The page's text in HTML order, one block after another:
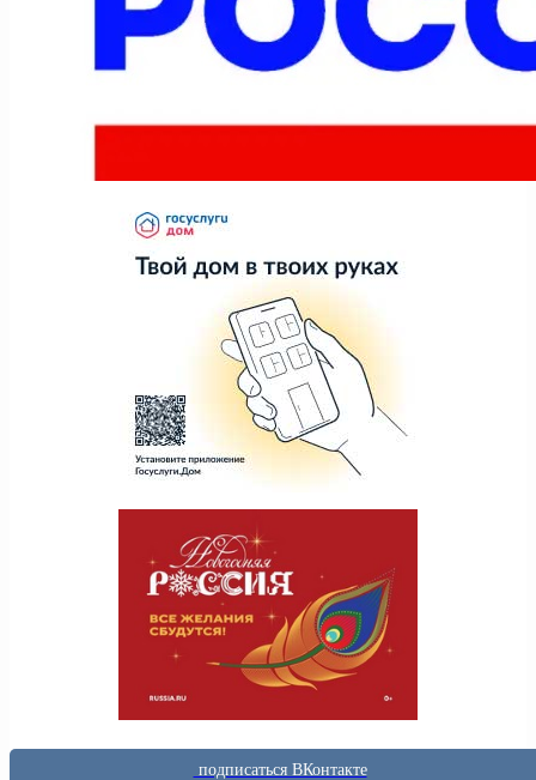
подписаться ВКонтакте